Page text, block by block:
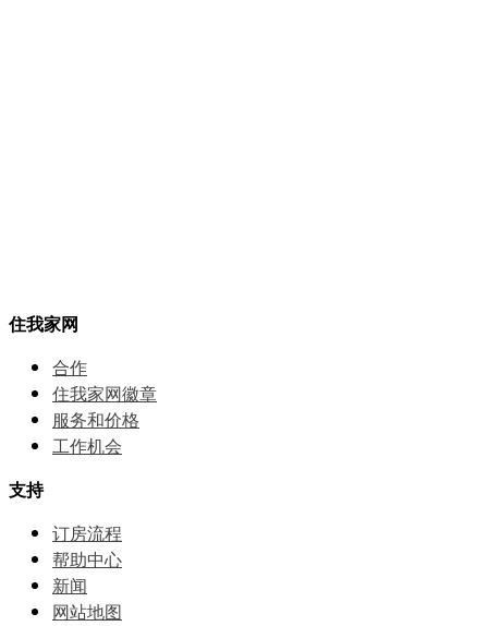
住我家网
合作
住我家网徽章
服务和价格
⼯作机会
支持
订房流程
帮助中⼼
新闻
网站地图